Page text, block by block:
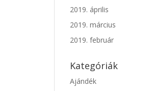
2019. április
2019. március
2019. február
Kategóriák
Ajándék